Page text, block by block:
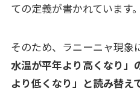
ての定義が書かれています。
そのため、ラニーニャ現象
水温が平年より高くなり」
より低くなり」と読み替え